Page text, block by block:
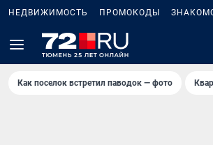
НЕДВИЖИМОСТЬ ПРОМОКОДЫ
Как поселок встретил паводок — фото